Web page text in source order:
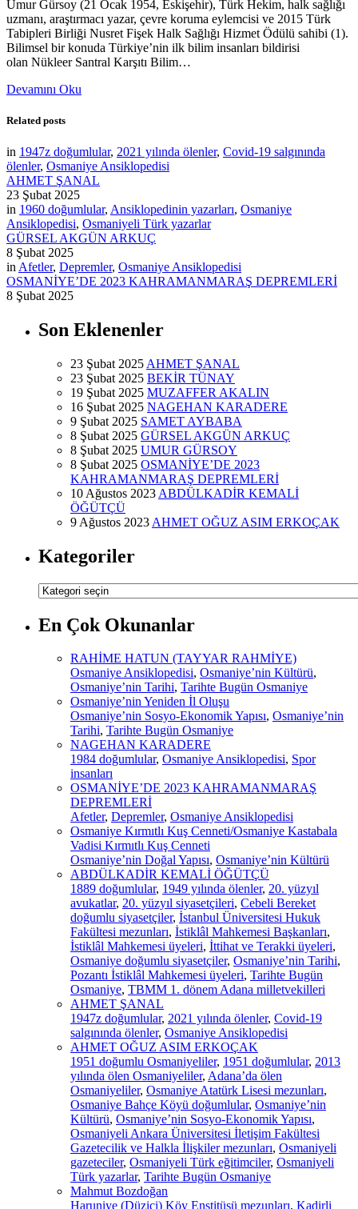
Umur Gürsoy (21 Ocak 1954, Eskişehir), Türk Hekim, halk sağlığı
uzmanı, araştırmacı yazar, çevre koruma eylemcisi ve 2015 Türk
Tabipleri Birliği Nusret Fişek Halk Sağlığı Hizmet Ödülü sahibi (1).
Bilimsel bir konuda Türkiye’nin ilk bilim insanları bildirisi
olan Nükleer Santral Karşıtı Bilim…
Devamını Oku
Related posts
in 1947z doğumlular, 2021 yılında ölenler, Covid-19 salgınında
ölenler, Osmaniye Ansiklopedisi
AHMET ŞANAL
23 Şubat 2025
in 1960 doğumlular, Ansiklopedinin yazarları, Osmaniye
Ansiklopedisi, Osmaniyeli Türk yazarlar
GÜRSEL AKGÜN ARKUÇ
8 Şubat 2025
in Afetler, Depremler, Osmaniye Ansiklopedisi
OSMANİYE’DE 2023 KAHRAMANMARAŞ DEPREMLERİ
8 Şubat 2025
Son Eklenenler
23 Şubat 2025 AHMET ŞANAL
23 Şubat 2025 BEKİR TÜNAY
19 Şubat 2025 MUZAFFER AKALIN
16 Şubat 2025 NAGEHAN KARADERE
9 Şubat 2025 SAMET AYBABA
8 Şubat 2025 GÜRSEL AKGÜN ARKUÇ
8 Şubat 2025 UMUR GÜRSOY
8 Şubat 2025 OSMANİYE’DE 2023
KAHRAMANMARAŞ DEPREMLERİ
10 Ağustos 2023 ABDÜLKADİR KEMALİ
ÖĞÜTÇÜ
9 Ağustos 2023 AHMET OĞUZ ASIM ERKOÇAK
Kategoriler
Kategoriler
En Çok Okunanlar
RAHİME HATUN (TAYYAR RAHMİYE)
Osmaniye Ansiklopedisi, Osmaniye’nin Kültürü,
Osmaniye’nin Tarihi, Tarihte Bugün Osmaniye
Osmaniye’nin Yeniden İl Oluşu
Osmaniye’nin Sosyo-Ekonomik Yapısı, Osmaniye’nin
Tarihi, Tarihte Bugün Osmaniye
NAGEHAN KARADERE
1984 doğumlular, Osmaniye Ansiklopedisi, Spor
insanları
OSMANİYE’DE 2023 KAHRAMANMARAŞ
DEPREMLERİ
Afetler, Depremler, Osmaniye Ansiklopedisi
Osmaniye Kırmıtlı Kuş Cenneti/Osmaniye Kastabala
Vadisi Kırmıtlı Kuş Cenneti
Osmaniye’nin Doğal Yapısı, Osmaniye’nin Kültürü
ABDÜLKADİR KEMALİ ÖĞÜTÇÜ
1889 doğumlular, 1949 yılında ölenler, 20. yüzyıl
avukatlar, 20. yüzyıl siyasetçileri, Cebeli Bereket
doğumlu siyasetçiler, İstanbul Üniversitesi Hukuk
Fakültesi mezunları, İstiklâl Mahkemesi Başkanları,
İstiklâl Mahkemesi üyeleri, İttihat ve Terakki üyeleri,
Osmaniye doğumlu siyasetçiler, Osmaniye’nin Tarihi,
Pozantı İstiklâl Mahkemesi üyeleri, Tarihte Bugün
Osmaniye, TBMM 1. dönem Adana milletvekilleri
AHMET ŞANAL
1947z doğumlular, 2021 yılında ölenler, Covid-19
salgınında ölenler, Osmaniye Ansiklopedisi
AHMET OĞUZ ASIM ERKOÇAK
1951 doğumlu Osmaniyeliler, 1951 doğumlular, 2013
yılında ölen Osmaniyeliler, Adana’da ölen
Osmaniyeliler, Osmaniye Atatürk Lisesi mezunları,
Osmaniye Bahçe Köyü doğumlular, Osmaniye’nin
Kültürü, Osmaniye’nin Sosyo-Ekonomik Yapısı,
Osmaniyeli Ankara Üniversitesi İletişim Fakültesi
Gazetecilik ve Halkla İlişkiler mezunları, Osmaniyeli
gazeteciler, Osmaniyeli Türk eğitimciler, Osmaniyeli
Türk yazarlar, Tarihte Bugün Osmaniye
Mahmut Bozdoğan
Haruniye (Düziçi) Köy Enstitüsü mezunları, Kadirli